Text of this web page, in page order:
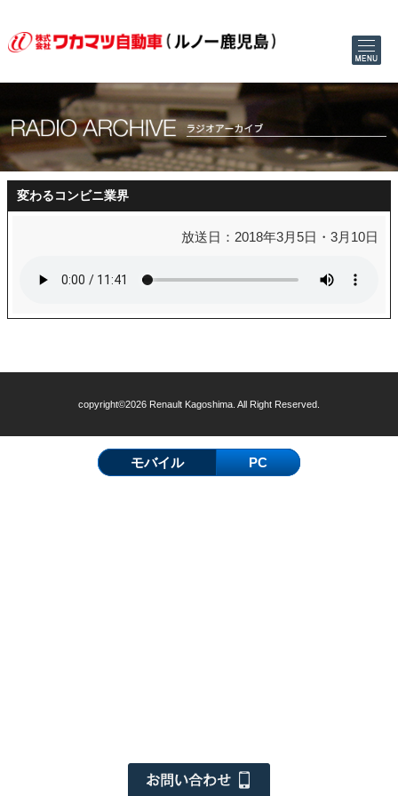
変わるコンビニ業界
放送日：2018年3月5日・3月10日
copyright©2026 Renault Kagoshima. All Right Reserved.
モバイル PC